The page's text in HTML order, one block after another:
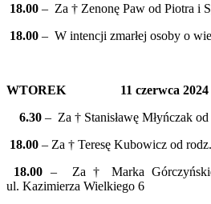
18.00 – Za † Zenonę Paw od Piotra i
18.00 – W intencji zmarłej osoby o
WTOREK 11 czerwca 2024
6.30 – Za † Stanisławę Młyńczak
18.00 – Za † Teresę Kubowicz od
18.00 – Za † Marka
ul. Kazimierza Wielkiego 6